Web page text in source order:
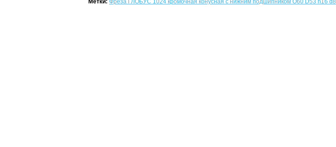
Метки: Фреза ГЛОБУС 1024 кромочная конусная с нижним подшипником O60 D53 h16 d8